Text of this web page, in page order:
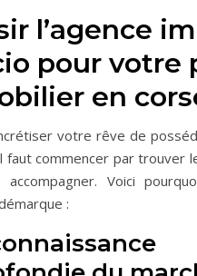
l’agence
pour votre
en
votre rêve de
faut commencer par trouver
Voici
: